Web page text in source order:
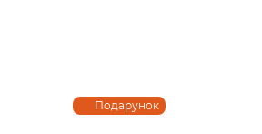
Подарунок